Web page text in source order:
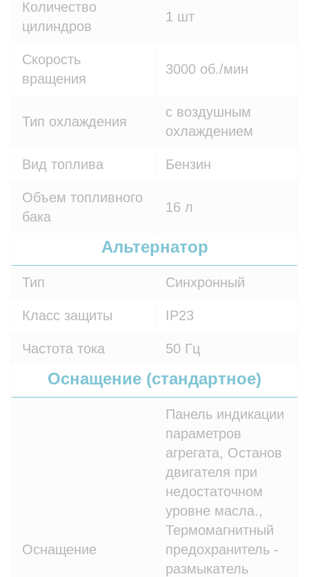
Количество
цилиндров
1 шт
Скорость
вращения
3000 об./мин
Тип охлаждения
с воздушным
охлаждением
Вид топлива Бензин
Объем топливного
бака
16 л
Альтернатор
Тип Синхронный
Класс защиты IP23
Частота тока 50 Гц
Оснащение (стандартное)
Оснащение
Панель индикации
параметров
агрегата, Останов
двигателя при
недостаточном
уровне масла.,
Термомагнитный
предохранитель -
размыкатель